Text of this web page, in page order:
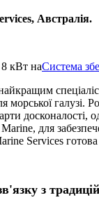
Австралія.
8 кВт наСистема
морської галузі.
досконалості,
для
Services
з